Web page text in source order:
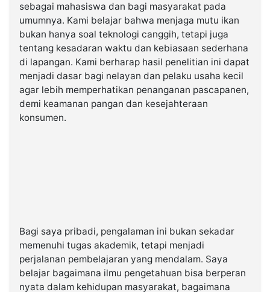
sebagai mahasiswa dan bagi masyarakat pada
umumnya. Kami belajar bahwa menjaga mutu ikan
bukan hanya soal teknologi canggih, tetapi juga
tentang kesadaran waktu dan kebiasaan sederhana
di lapangan. Kami berharap hasil penelitian ini dapat
menjadi dasar bagi nelayan dan pelaku usaha kecil
agar lebih memperhatikan penanganan pascapanen,
demi keamanan pangan dan kesejahteraan
konsumen.
Bagi saya pribadi, pengalaman ini bukan sekadar
memenuhi tugas akademik, tetapi menjadi
perjalanan pembelajaran yang mendalam. Saya
belajar bagaimana ilmu pengetahuan bisa berperan
nyata dalam kehidupan masyarakat, bagaimana